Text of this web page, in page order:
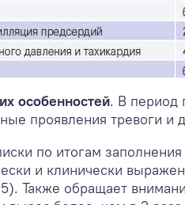
особенностей. В период
проявления тревоги
по итогам
и клинически
Также обращает